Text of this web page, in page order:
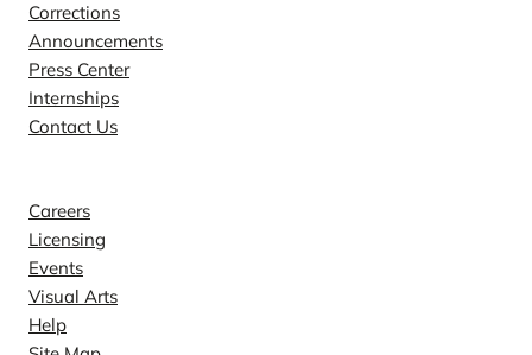
Corrections
Announcements
Press Center
Internships
Contact Us
Careers
Licensing
Events
Visual Arts
Help